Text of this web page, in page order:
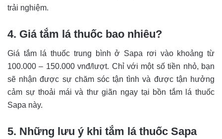
trải nghiệm.
4. Giá tắm lá thuốc bao nhiêu?
Giá tắm lá thuốc trung bình ở Sapa rơi vào khoảng từ
100.000 – 150.000 vnđ/lượt. Chỉ với một số tiền nhỏ, bạn
sẽ nhận được sự chăm sóc tận tình và được tận hưởng
cảm sự thoải mái và thư giãn ngay tại bồn tắm lá thuốc
Sapa này.
5. Những lưu ý khi tắm lá thuốc Sapa